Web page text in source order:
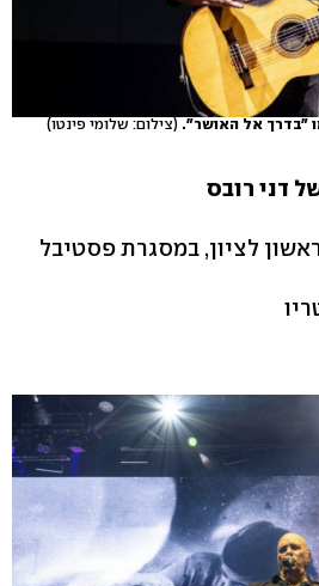
(צילום: שלומי פינטו)
דני רובס
ראשון לציון, במסגרת פסטיבל